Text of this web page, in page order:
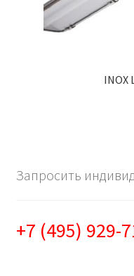
INOX
Запросить
+7 (495) 929-